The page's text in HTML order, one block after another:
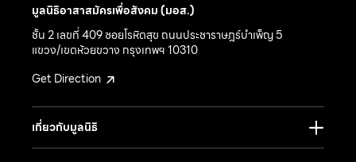
มูลนิธิอาสาสมัครเพื่อสังคม (มอส.)
ชั้น 2 เลขที่ 409 ซอยโรหิตสุข ถนนประชาราษฎร์บำเพ็ญ 5
แขวง/เขตห้วยขวาง กรุงเทพฯ 10310
Get Direction
เกี่ยวกับมูลนิธิ